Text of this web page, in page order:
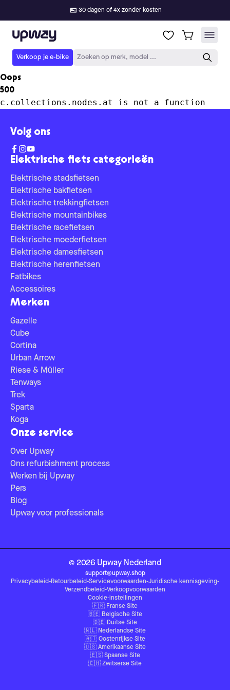
30 dagen of 4x zonder kosten
Upway
Verkoop je e-bike Zoeken op merk, model ...
Oops
500
c.collections.nodes.at is not a function
Elektrische fiets categorieën
Elektrische stadsfietsen
Elektrische bakfietsen
Elektrische trekkingfietsen
Elektrische mountainbikes
Elektrische racefietsen
Elektrische moederfietsen
Elektrische damesfietsen
Elektrische herenfietsen
Fatbikes
Accessoires
Merken
Gazelle
Cube
Cortina
Urban Arrow
Riese & Müller
Tenways
Trek
Sparta
Koga
Onze service
Over Upway
Ons refurbishment process
Werken bij Upway
Pers
Blog
Upway voor professionals
Volg ons
© 2026 Upway Nederland
support@upway.shop
Privacybeleid-Retourbeleid-Servicevoorwaarden-Juridische kennisgeving-
Verzendbeleid-Verkoopvoorwaarden
Cookie-instellingen
🇫🇷 Franse Site
🇧🇪 Belgische Site
🇩🇪 Duitse Site
🇳🇱 Nederlandse Site
🇦🇹 Oostenrijkse Site
🇺🇸 Amerikaanse Site
🇪🇸 Spaanse Site
🇨🇭 Zwitserse Site